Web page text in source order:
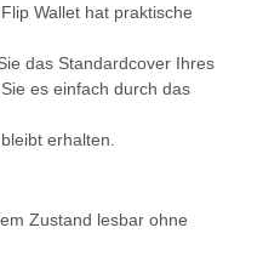
Wallet hat praktische
das Standardcover Ihres
es einfach durch das
erhalten.
Zustand lesbar ohne